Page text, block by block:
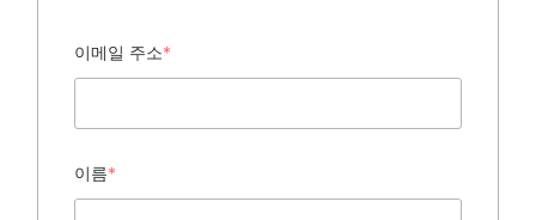
이메일 주소*
이름*